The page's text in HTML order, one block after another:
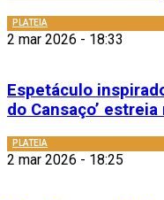
PLATEIA
2 mar 2026 - 18:33
Espetáculo
do Cansaço’
PLATEIA
2 mar 2026 - 18:25